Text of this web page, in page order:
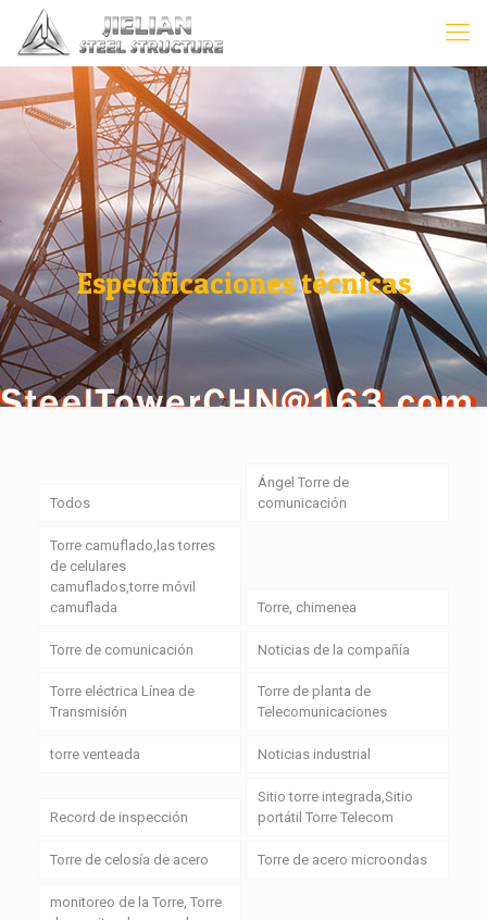
Especificaciones técnicas
Todos
Ángel Torre de
comunicación
Torre camuflado,las torres
de celulares
camuflados,torre móvil
camuflada
Torre, chimenea
Torre de comunicación Noticias de la compañía
Torre eléctrica Línea de
Transmisión
Torre de planta de
Telecomunicaciones
torre venteada Noticias industrial
Record de inspección
Sitio torre integrada,Sitio
portátil Torre Telecom
Torre de celosía de acero Torre de acero microondas
monitoreo de la Torre, Torre